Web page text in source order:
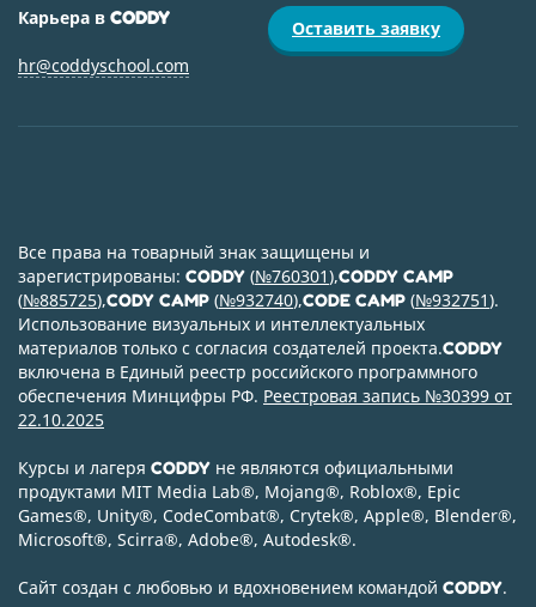
Карьера в CODDY
hr@coddyschool.com
Оставить заявку
Все права на товарный знак защищены и
зарегистрированы: CODDY (№760301),CODDY CAMP
(№885725),CODY CAMP (№932740),CODE CAMP (№932751).
Использование визуальных и интеллектуальных
материалов только с согласия создателей проекта.CODDY
включена в Единый реестр российского программного
обеспечения Минцифры РФ. Реестровая запись №30399 от
22.10.2025
Курсы и лагеря CODDY не являются официальными
продуктами MIT Media Lab®, Mojang®, Roblox®, Epic
Games®, Unity®, CodeСombat®, Crytek®, Apple®, Blender®,
Microsoft®, Scirra®, Adobe®, Autodesk®.
Сайт создан с любовью и вдохновением командой CODDY.